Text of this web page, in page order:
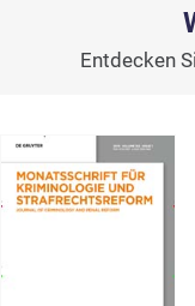
Entdecken